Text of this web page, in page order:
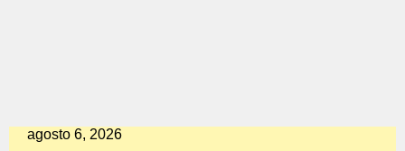
agosto 6, 2026